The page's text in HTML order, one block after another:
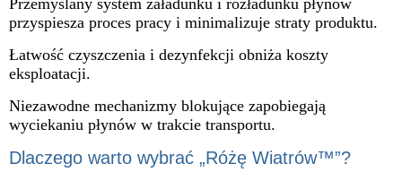
Przemyślany system załadunku i rozładunku płynów
przyspiesza proces pracy i minimalizuje straty produktu.
Łatwość czyszczenia i dezynfekcji obniża koszty
eksploatacji.
Niezawodne mechanizmy blokujące zapobiegają
wyciekaniu płynów w trakcie transportu.
Dlaczego warto wybrać „Różę Wiatrów™”?